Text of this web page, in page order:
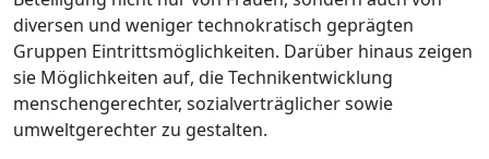
diversen und weniger technokratisch geprägten
Gruppen Eintrittsmöglichkeiten. Darüber hinaus zeigen
sie Möglichkeiten auf, die Technikentwicklung
menschengerechter, sozialverträglicher sowie
umweltgerechter zu gestalten.